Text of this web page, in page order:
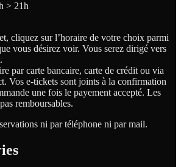
> 21h
cliquez sur l’horaire de votre choix parmi
vous désirez voir. Vous serez dirigé vers
par carte bancaire, carte de crédit ou via
Vos e-tickets sont joints à la confirmation
une fois le payement accepté. Les
remboursables.
ni par téléphone ni par mail.